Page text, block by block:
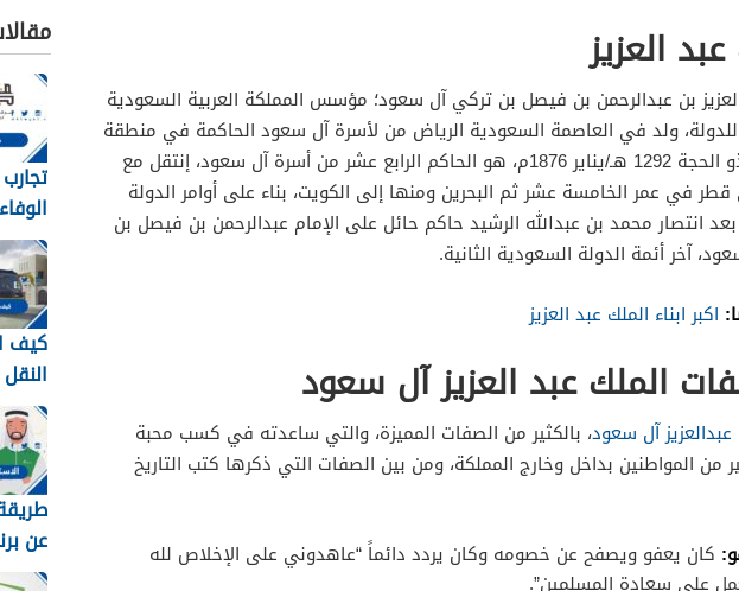
العزيز
بن عبدالرحمن بن فيصل بن تركي آل سعود؛ مؤسس المملكة العربية السعودية
ولد في العاصمة السعودية الرياض من لأسرة آل سعود الحاكمة في منطقة
نجد، في ذو الحجة 1292 هـ/يناير 1876م، هو الحاكم الرابع عشر من أسرة آل سعود، إنتقل مع
قطر في عمر الخامسة عشر ثم البحرين ومنها إلى الكويت، بناء على أوامر الدولة
بعد انتصار محمد بن عبدالله الرشيد حاكم حائل على الإمام عبدالرحمن بن فيصل بن
آخر أئمة الدولة السعودية الثانية.
اكبر ابناء الملك عبد العزيز
الملك عبد العزيز آل سعود
عبدالعزيز آل سعود، بالكثير من الصفات المميزة، والتي ساعدته في كسب محبة
من المواطنين بداخل وخارج المملكة، ومن بين الصفات التي ذكرها كتب التاريخ
كان يعفو ويصفح عن خصومه وكان يردد دائماً “عاهدوني على الإخلاص لله
على سعادة المسلمين”.
وطرق
معهم
كيف
في
1448
عن
برقم